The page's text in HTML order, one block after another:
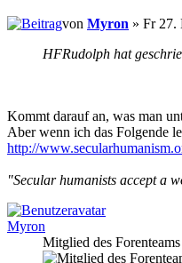
von Myron » Fr 27.
HFRudolph hat
Kommt darauf an, was man
Aber wenn ich das Folgende
http://
"Secular humanists accept a
Myron
Mitglied des Forenteams